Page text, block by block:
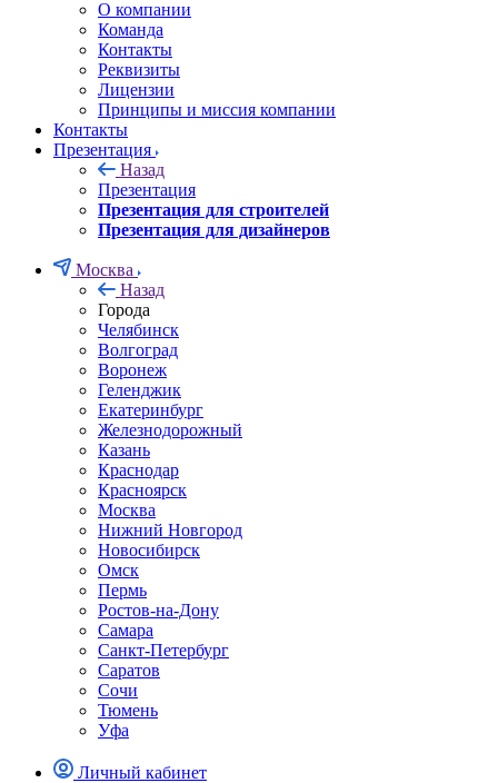
О компании
Команда
Контакты
Реквизиты
Лицензии
Принципы и миссия компании
Контакты
Презентация
Назад
Презентация
Презентация для строителей
Презентация для дизайнеров
Москва
Назад
Города
Челябинск
Волгоград
Воронеж
Геленджик
Екатеринбург
Железнодорожный
Казань
Краснодар
Красноярск
Москва
Нижний Новгород
Новосибирск
Омск
Пермь
Ростов-на-Дону
Самара
Санкт-Петербург
Саратов
Сочи
Тюмень
Уфа
Личный кабинет